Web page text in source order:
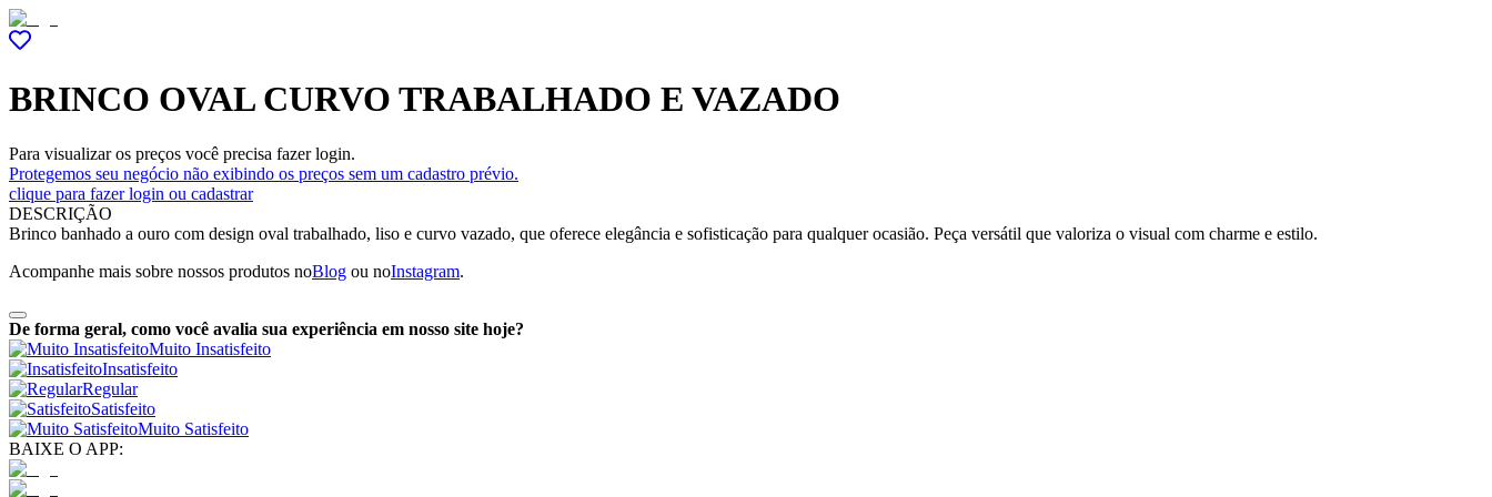
BRINCO OVAL CURVO TRABALHADO E VAZADO
Para visualizar os preços você precisa fazer login.
Protegemos seu negócio não exibindo os preços sem um cadastro prévio.
clique para fazer login ou cadastrar
DESCRIÇÃO
Brinco banhado a ouro com design oval trabalhado, liso e curvo vazado, que oferece elegância e sofisticação para qualquer ocasião. Peça versátil que valoriza o visual com charme e estilo.
Acompanhe mais sobre nossos produtos noBlog ou noInstagram.
De forma geral, como você avalia sua experiência em nosso site hoje?
Muito Insatisfeito
Insatisfeito
Regular
Satisfeito
Muito Satisfeito
BAIXE O APP: